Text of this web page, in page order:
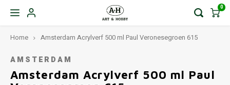
0
Home Amsterdam Acrylverf 500 ml Paul Veronesegroen 615
AMSTERDAM
Amsterdam Acrylverf 500 ml Paul